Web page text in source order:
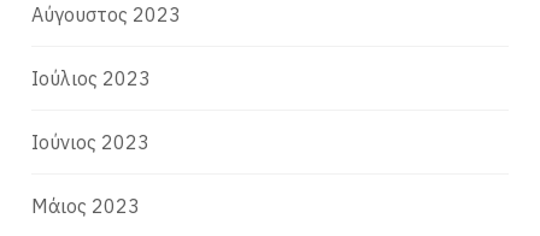
Αύγουστος 2023
Ιούλιος 2023
Ιούνιος 2023
Μάιος 2023